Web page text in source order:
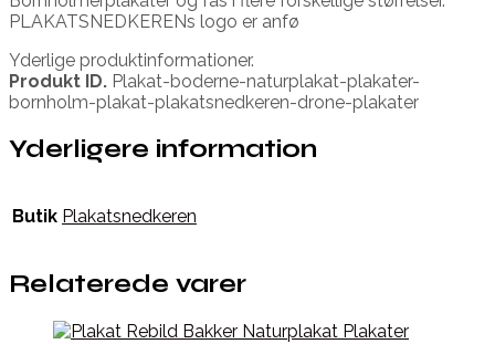
PLAKATSNEDKERENs logo er anfø
Yderlige produktinformationer.
Produkt ID. Plakat-boderne-naturplakat-plakater-
bornholm-plakat-plakatsnedkeren-drone-plakater
Yderligere information
Butik Plakatsnedkeren
Relaterede varer